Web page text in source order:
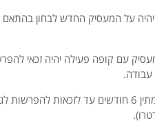
על המעסיק החדש לבחון
למעסיק עם קופה פעילה יהיה זכאי
עובד שהגיע עם קופה שאינה פעילה יצטרך להמתין 6